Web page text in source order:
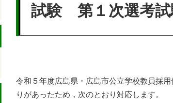
試験 第１次選考試
令和５年度広島県・広島市公立学校教員採
りがあったため，次のとおり対応します。